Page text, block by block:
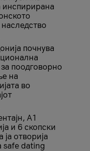
инспирирана
почнува
поодговорно
на
во
A1
и 6 скопски
отворија
safe dating